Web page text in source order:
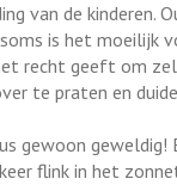
van de kinderen.
is het moeilijk
recht geeft om
te praten en
gewoon
flink in het